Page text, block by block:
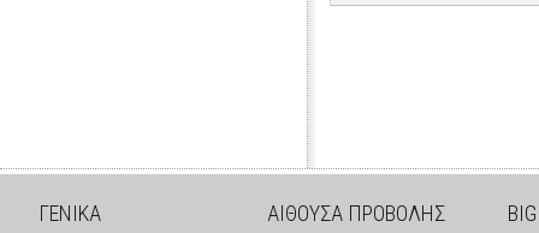
ΓΕΝΙΚΑ ΑΙΘΟΥΣΑ ΠΡΟΒΟΛΗΣ